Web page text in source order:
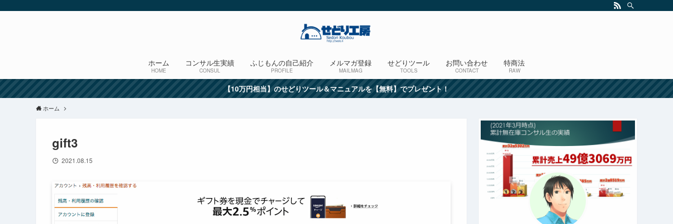
ホーム
HOME
コンサル生実績
CONSUL
ふじもんの自己紹介
PROFILE
メルマガ登録
MAILMAG
せどりツール
TOOLS
お問い合わせ
CONTACT
特商法
RAW
【10万円相当】のせどりツール＆マニュアルを【無料】でプレゼント！
ホーム
gift3
2021.08.15